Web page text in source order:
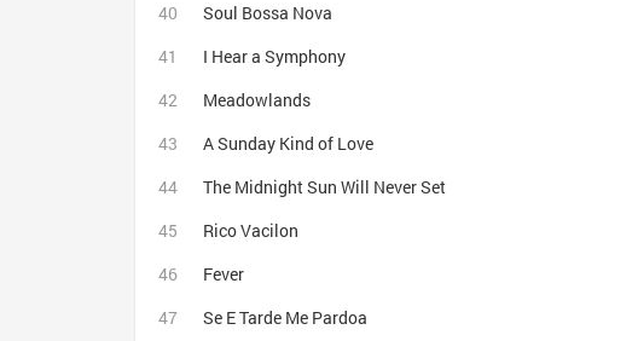
Soul Bossa Nova
I Hear a Symphony
Meadowlands
A Sunday Kind of Love
The Midnight Sun Will Never Set
Rico Vacilon
Fever
Se E Tarde Me Pardoa